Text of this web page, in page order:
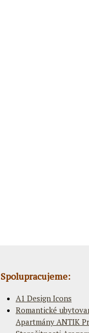
Spolupracujeme:
A1 Design Icons
Romantické
Apartmány ANTIK